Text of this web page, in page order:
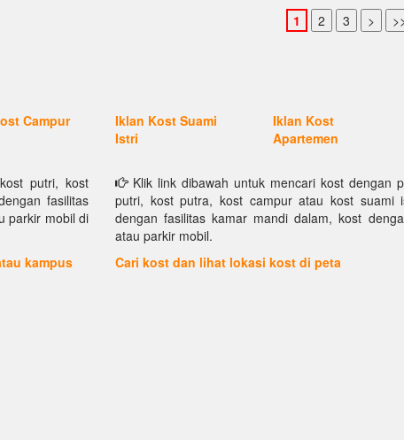
Campur
Iklan Kost Suami
Istri
Iklan Kost
Apartemen
putri, kost
fasilitas
parkir mobil di
kampus
Klik link dibawah untuk mencari kost dengan
putri, kost putra, kost campur atau kost suami
dengan fasilitas kamar mandi dalam, kost
atau parkir mobil.
Cari kost dan lihat lokasi kost di peta